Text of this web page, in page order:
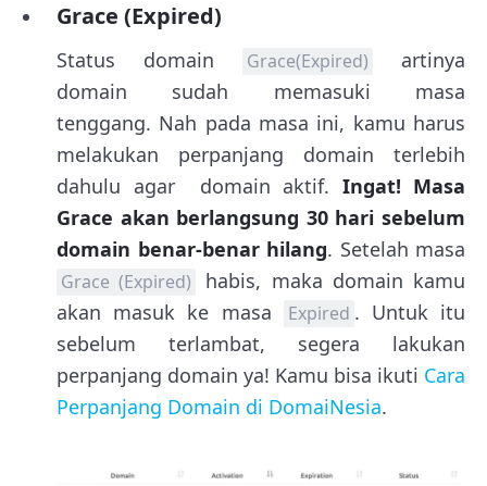
Grace (Expired)
Status domain Grace(Expired)
artinya
domain sudah memasuki masa
tenggang. Nah pada masa ini, kamu harus
melakukan perpanjang domain terlebih
dahulu agar domain aktif. Ingat! Masa
Grace akan berlangsung 30 hari sebelum
domain benar-benar hilang. Setelah masa
Grace (Expired)
habis, maka domain kamu
akan masuk ke masa
Expired . Untuk itu
sebelum terlambat, segera lakukan
perpanjang domain ya! Kamu bisa ikuti Cara
Perpanjang Domain di DomaiNesia.